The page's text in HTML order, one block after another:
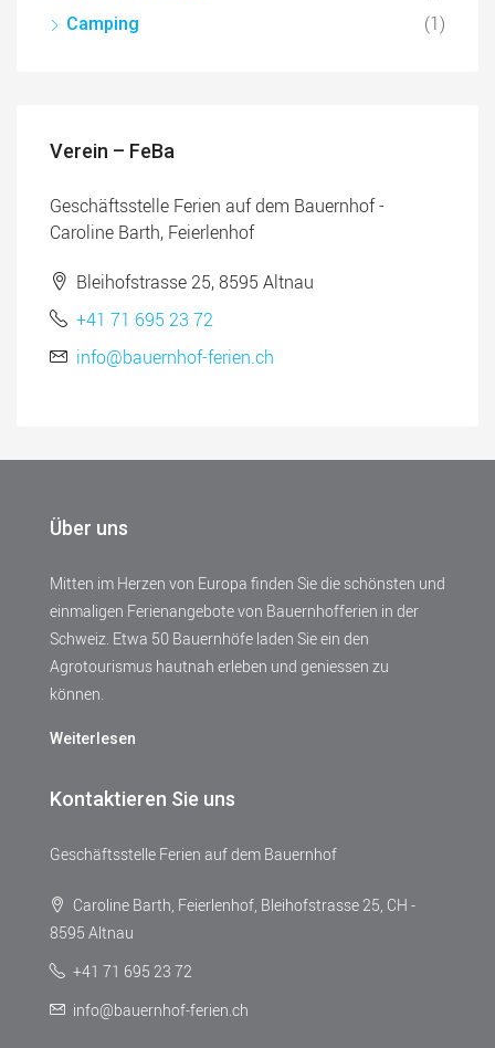
Camping (1)
Verein – FeBa
Geschäftsstelle Ferien auf dem Bauernhof -
Caroline Barth, Feierlenhof
Bleihofstrasse 25, 8595 Altnau
+41 71 695 23 72
info@bauernhof-ferien.ch
Über uns
Mitten im Herzen von Europa finden Sie die schönsten und
einmaligen Ferienangebote von Bauernhofferien in der
Schweiz. Etwa 50 Bauernhöfe laden Sie ein den
Agrotourismus hautnah erleben und geniessen zu
können.
Weiterlesen
Kontaktieren Sie uns
Geschäftsstelle Ferien auf dem Bauernhof
Caroline Barth, Feierlenhof, Bleihofstrasse 25, CH -
8595 Altnau
+41 71 695 23 72
info@bauernhof-ferien.ch